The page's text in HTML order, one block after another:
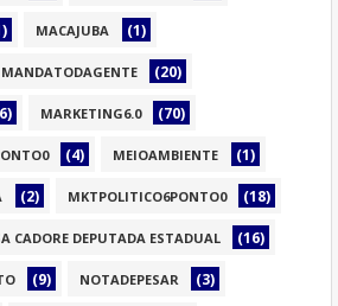
MACAJUBA (1)
MANDATODAGENTE (20)
MARKETING6.0 (70)
(4) MEIOAMBIENTE (1)
(2) MKTPOLITICO6PONTO0 (18)
CADORE DEPUTADA ESTADUAL (16)
(9) NOTADEPESAR (3)